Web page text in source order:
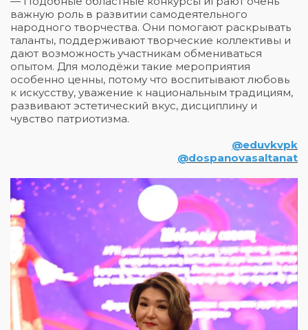
важную роль в развитии самодеятельного
народного творчества. Они помогают раскрывать
таланты, поддерживают творческие коллективы и
дают возможность участникам обмениваться
опытом. Для молодёжи такие мероприятия
особенно ценны, потому что воспитывают любовь
к искусству, уважение к национальным традициям,
развивают эстетический вкус, дисциплину и
чувство патриотизма.
@eduvkvpk
@dospanovasaltanat